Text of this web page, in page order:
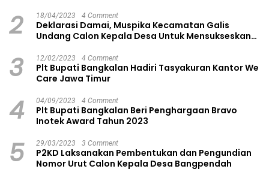
2 18/04/2023 4 Comment
Deklarasi Damai, Muspika Kecamatan Galis
Undang Calon Kepala Desa Untuk Mensukseskan
3 12/02/2023 4 Comment
Plt Bupati Bangkalan Hadiri Tasyakuran Kantor We
Care Jawa Timur
4 04/09/2023 4 Comment
Plt Bupati Bangkalan Beri Penghargaan Bravo
Inotek Award Tahun 2023
5 29/03/2023 3 Comment
P2KD Laksanakan Pembentukan dan Pengundian
Nomor Urut Calon Kepala Desa Bangpendah